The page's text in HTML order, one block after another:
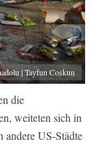
| Tayfun Coskun
die
weiteten sich in
andere US-Städte